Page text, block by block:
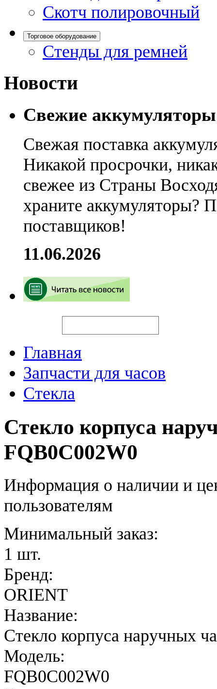
Скотч полировочный
Торговое оборудование
Стенды для ремней
Новости
Свежие
Свежая поставка
Никакой просрочки,
свежее из Страны
храните аккумуляторы?
поставщиков!
11.06.2026
Главная
Запчасти для часов
Стекла
Стекло корпуса
FQB0C002W0
Информация о наличии и
пользователям
Минимальный заказ:
1 шт.
Бренд:
ORIENT
Название:
Стекло корпуса наручных
Модель:
FQB0C002W0